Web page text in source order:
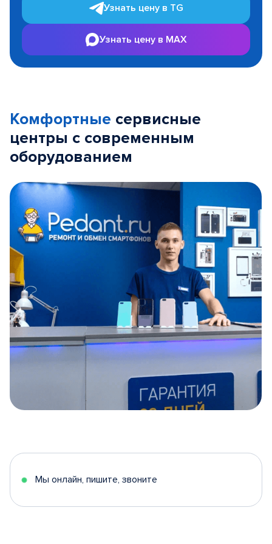
Узнать цену в TG
Узнать цену в MAX
Комфортные сервисные
центры с современным
оборудованием
5
Мы онлайн, пишите, звоните